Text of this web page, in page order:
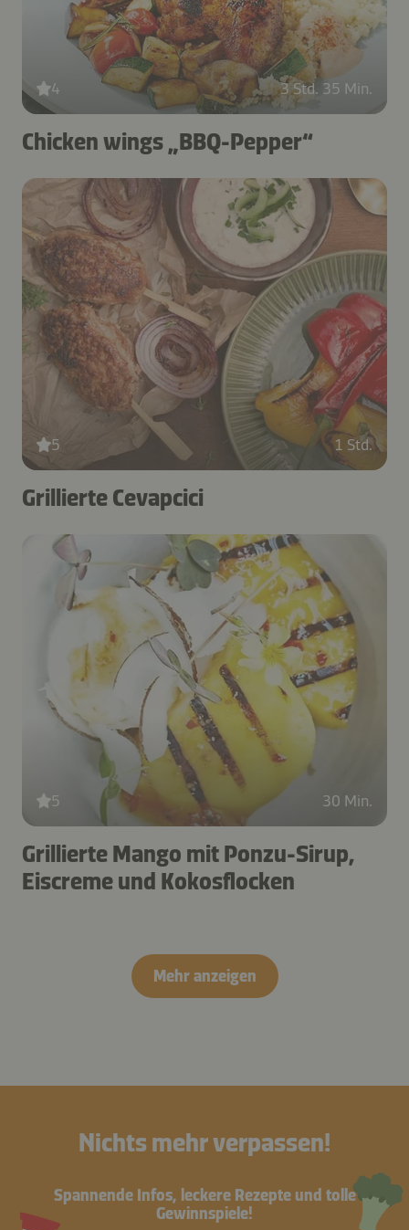
4 3 Std. 35 Min.
Chicken wings „BBQ-Pepper“
5 1 Std.
Grillierte Cevapcici
5 30 Min.
Grillierte Mango mit Ponzu-Sirup,
Eiscreme und Kokosflocken
Mehr anzeigen
Nichts mehr verpassen!
Spannende Infos, leckere Rezepte und tolle
Gewinnspiele!